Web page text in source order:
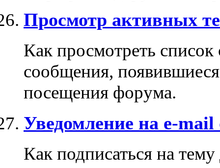
Просмотр активных
Как просмотреть
сообщения,
посещения форума.
Уведомление на e-
Как подписаться на